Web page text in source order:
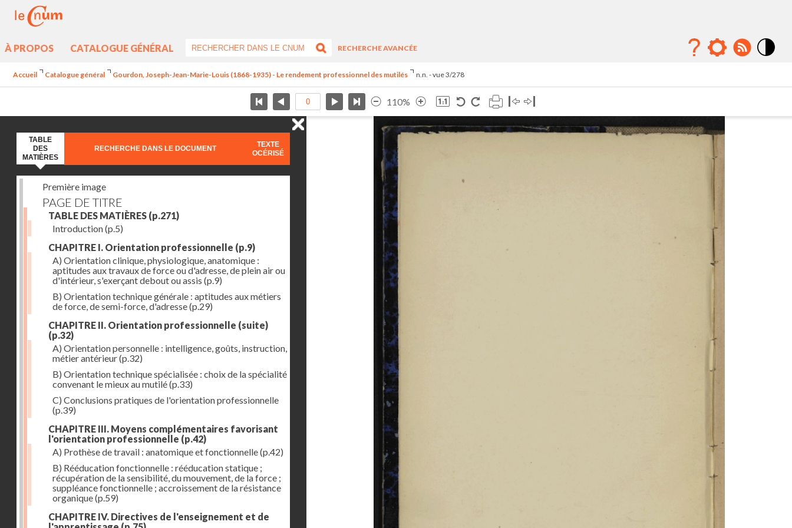
À PROPOS CATALOGUE GÉNÉRAL
RECHERCHE AVANCÉE
Accueil Catalogue général Gourdon, Joseph-Jean-Marie-Louis (1868-1935) - Le rendement professionnel des mutilés n.n. - vue 3/278
110%
TABLE
DES
MATIÈRES
RECHERCHE DANS LE DOCUMENT
TEXTE
OCÉRISÉ
Première image
PAGE DE TITRE
TABLE DES MATIÈRES (p.271)
Introduction(p.5)
CHAPITRE I. Orientation professionnelle (p.9)
A) Orientation clinique, physiologique, anatomique :
aptitudes aux travaux de force ou d'adresse, de plein air ou
d'intérieur, s'exerçant debout ou assis (p.9)
B) Orientation technique générale : aptitudes aux métiers
de force, de semi-force, d'adresse(p.29)
CHAPITRE II. Orientation professionnelle (suite)
(p.32)
A) Orientation personnelle : intelligence, goûts, instruction,
métier antérieur(p.32)
B) Orientation technique spécialisée : choix de la spécialité
convenant le mieux au mutilé(p.33)
C) Conclusions pratiques de l'orientation professionnelle
(p.39)
CHAPITRE III. Moyens complémentaires favorisant
l'orientation professionnelle (p.42)
A) Prothèse de travail : anatomique et fonctionnelle(p.42)
B) Rééducation fonctionnelle : rééducation statique ;
récupération de la sensibilité, du mouvement, de la force ;
suppléance fonctionnelle ; accroissement de la résistance
organique(p.59)
CHAPITRE IV. Directives de l'enseignement et de